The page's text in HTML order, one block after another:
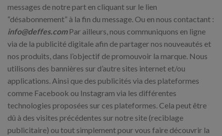
messages de notre part en cliquant sur le lien
“désabonnement” à la fin du message. Ou en nous contactant :
info@deffes.com Par ailleurs, nous communiquons en ligne
via de la publicité digitale afin de partager nos nouveautés et
nos produits, dans l’objectif de promouvoir la marque. Nous
utilisons des bannières sur d’autre sites internet et/ou
applications. Ainsi que des publicités via des plateformes
comme Facebook ou Instagram via les différentes
technologies proposées sur ces plateformes. Cela peut être
dû à des visites précédentes sur notre site (reciblage
publicitaire) ou tout simplement pour vous faire découvrir la